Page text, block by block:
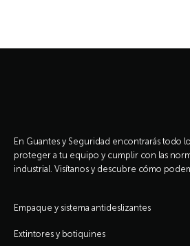
En Guantes y Seguridad encontrarás todo
proteger a tu equipo y cumplir con las
industrial. Visítanos y descubre cómo
Empaque y sistema antideslizantes
Extintores y botiquines